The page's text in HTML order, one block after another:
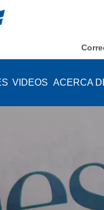
VIDEOS ACERCA